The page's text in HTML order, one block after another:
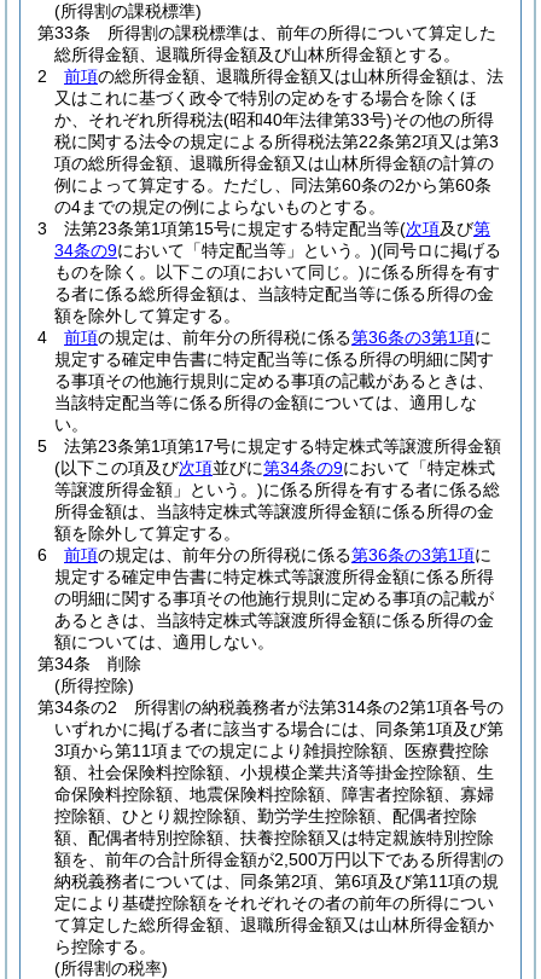
(所得割の課税標準)
第33条
所得割の課税標準は、前年の所得について算定した
総所得金額、退職所得金額及び山林所得金額とする。
2
前項の総所得金額、退職所得金額又は山林所得金額は、法
又はこれに基づく政令で特別の定めをする場合を除くほ
か、それぞれ所得税法(昭和40年法律第33号)その他の所得
税に関する法令の規定による所得税法第22条第2項又は第3
項の総所得金額、退職所得金額又は山林所得金額の計算の
例によって算定する。 ただし、同法第60条の2から第60条
の4までの規定の例によらないものとする。
3
法第23条第1項第15号に規定する特定配当等(次項及び第
34条の9において「特定配当等」という。)(同号ロに掲げる
ものを除く。以下この項において同じ。)に係る所得を有す
る者に係る総所得金額は、当該特定配当等に係る所得の金
額を除外して算定する。
4
前項の規定は、前年分の所得税に係る第36条の3第1項に
規定する確定申告書に特定配当等に係る所得の明細に関す
る事項その他施行規則に定める事項の記載があるときは、
当該特定配当等に係る所得の金額については、適用しな
い。
5
法第23条第1項第17号に規定する特定株式等譲渡所得金額
(以下この項及び次項並びに第34条の9において「特定株式
等譲渡所得金額」という。)に係る所得を有する者に係る総
所得金額は、当該特定株式等譲渡所得金額に係る所得の金
額を除外して算定する。
6
前項の規定は、前年分の所得税に係る第36条の3第1項に
規定する確定申告書に特定株式等譲渡所得金額に係る所得
の明細に関する事項その他施行規則に定める事項の記載が
あるときは、当該特定株式等譲渡所得金額に係る所得の金
額については、適用しない。
第34条
削除
(所得控除)
第34条の2
所得割の納税義務者が法第314条の2第1項各号の
いずれかに掲げる者に該当する場合には、同条第1項及び第
3項から第11項までの規定により雑損控除額、医療費控除
額、社会保険料控除額、小規模企業共済等掛金控除額、生
命保険料控除額、地震保険料控除額、障害者控除額、寡婦
控除額、ひとり親控除額、勤労学生控除額、配偶者控除
額、配偶者特別控除額、扶養控除額又は特定親族特別控除
額を、前年の合計所得金額が2,500万円以下である所得割の
納税義務者については、同条第2項、第6項及び第11項の規
定により基礎控除額をそれぞれその者の前年の所得につい
て算定した総所得金額、退職所得金額又は山林所得金額か
ら控除する。
(所得割の税率)